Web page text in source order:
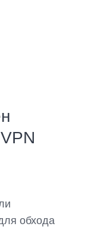
обхода